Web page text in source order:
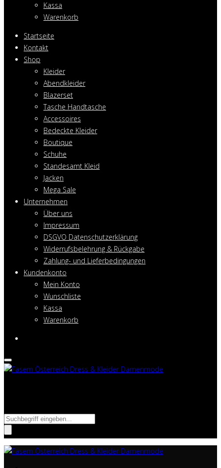
Kassa
Warenkorb
Startseite
Kontakt
Shop
Kleider
Abendkleider
Blazerset
Tasche Handtasche
Accessoires
Bedeckte Kleider
Boutique
Schuhe
Standesamt Kleid
Jacken
Mega Sale
Unternehmen
Über uns
Impressum
DSGVO Datenschutzerklärung
Widerrufsbelehrung & Rückgabe
Zahlung- und Lieferbedingungen
Kundenkonto
Mein Konto
Wunschliste
Kassa
Warenkorb